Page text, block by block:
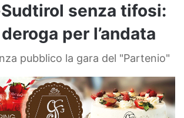
senza tifosi:
per l’andata
pubblico la gara del "Partenio"